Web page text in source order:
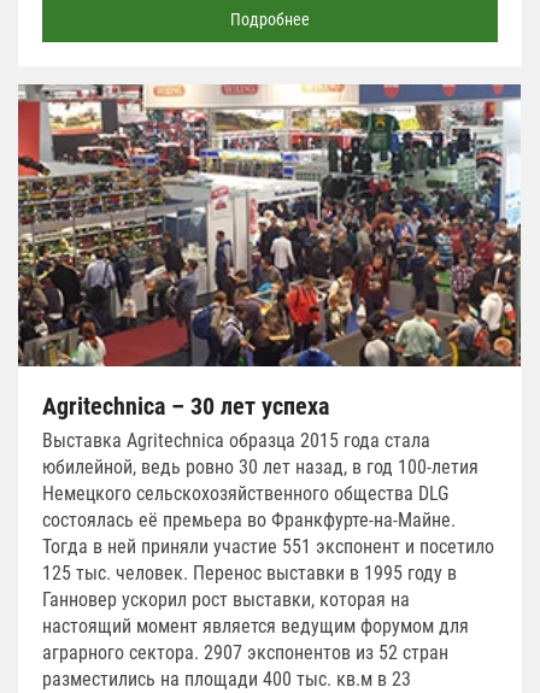
Подробнее
Agritechnica – 30 лет успеха
Выставка Agritechnica образца 2015 года стала
юбилейной, ведь ровно 30 лет назад, в год 100-летия
Немецкого сельскохозяйственного общества DLG
состоялась её премьера во Франкфурте-на-Майне.
Тогда в ней приняли участие 551 экспонент и посетило
125 тыс. человек. Перенос выставки в 1995 году в
Ганновер ускорил рост выставки, которая на
настоящий момент является ведущим форумом для
аграрного сектора. 2907 экспонентов из 52 стран
разместились на площади 400 тыс. кв.м в 23